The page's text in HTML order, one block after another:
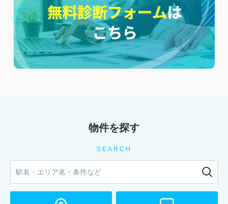
物件を探す
SEARCH